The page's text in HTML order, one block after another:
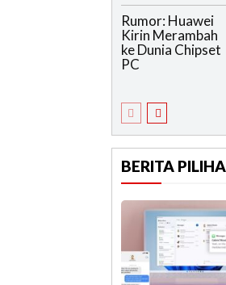
Rumor: Huawei
Kirin Merambah
ke Dunia Chipset
PC
BERITA